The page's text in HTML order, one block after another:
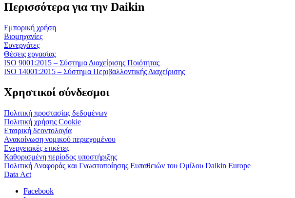
Περισσότερα για την Daikin
Εμπορική χρήση
Βιομηχανίες
Συνεργάτες
Θέσεις εργασίας
ISO 9001:2015 – Σύστημα Διαχείρισης Ποιότητας
ISO 14001:2015 – Σύστημα Περιβαλλοντικής Διαχείρισης
Χρηστικοί σύνδεσμοι
Πολιτική προστασίας δεδομένων
Πολιτική χρήσης Cookie
Εταιρική δεοντολογία
Ανακοίνωση νομικού περιεχομένου
Ενεργειακές ετικέτες
Καθορισμένη περίοδος υποστήριξης
Πολιτική Αναφοράς και Γνωστοποίησης Ευπαθειών του Ομίλου Daikin Europe
Data Act
Facebook